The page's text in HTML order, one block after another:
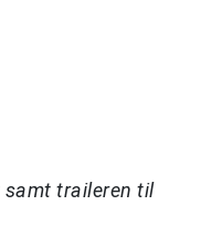
samt traileren til